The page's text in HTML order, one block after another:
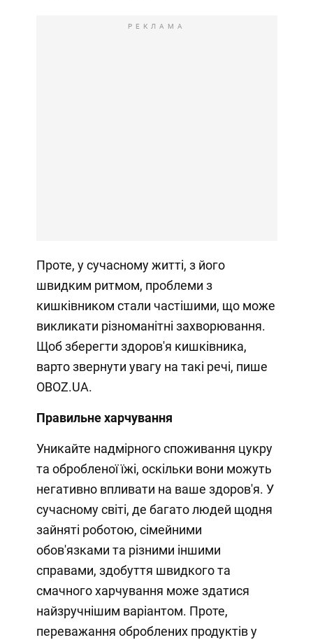
РЕКЛАМА
Проте, у сучасному житті, з його
швидким ритмом, проблеми з
кишківником стали частішими, що може
викликати різноманітні захворювання.
Щоб зберегти здоров'я кишківника,
варто звернути увагу на такі речі, пише
OBOZ.UA.
Правильне харчування
Уникайте надмірного споживання цукру
та обробленої їжі, оскільки вони можуть
негативно впливати на ваше здоров'я. У
сучасному світі, де багато людей щодня
зайняті роботою, сімейними
обов'язками та різними іншими
справами, здобуття швидкого та
смачного харчування може здатися
найзручнішим варіантом. Проте,
переважання оброблених продуктів у